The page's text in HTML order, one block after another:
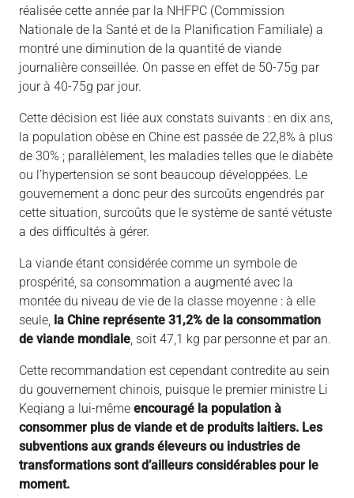
réalisée cette année par la NHFPC (Commission
Nationale de la Santé et de la Planification Familiale) a
montré une diminution de la quantité de viande
journalière conseillée. On passe en effet de 50-75g par
jour à 40-75g par jour.
Cette décision est liée aux constats suivants : en dix ans,
la population obèse en Chine est passée de 22,8% à plus
de 30% ; parallèlement, les maladies telles que le diabète
ou l’hypertension se sont beaucoup développées. Le
gouvernement a donc peur des surcoûts engendrés par
cette situation, surcoûts que le système de santé vétuste
a des difficultés à gérer.
La viande étant considérée comme un symbole de
prospérité, sa consommation a augmenté avec la
montée du niveau de vie de la classe moyenne : à elle
seule, la Chine représente 31,2% de la consommation
de viande mondiale , soit 47,1 kg par personne et par an.
Cette recommandation est cependant contredite au sein
du gouvernement chinois, puisque le premier ministre Li
Keqiang a lui-même encouragé la population à
consommer plus de viande et de produits laitiers. Les
subventions aux grands éleveurs ou industries de
transformations sont d’ailleurs considérables pour le
moment.